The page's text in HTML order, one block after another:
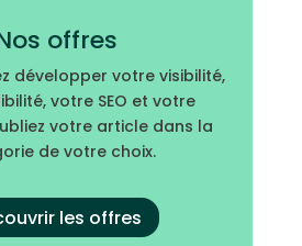
offres
développer votre visibilité,
votre SEO et votre
votre article dans la
de votre choix.
les offres